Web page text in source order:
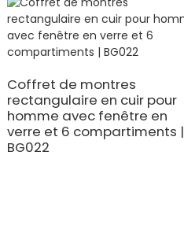
Coffret de montres
rectangulaire en cuir pour
homme avec fenêtre en
verre et 6 compartiments |
BG022